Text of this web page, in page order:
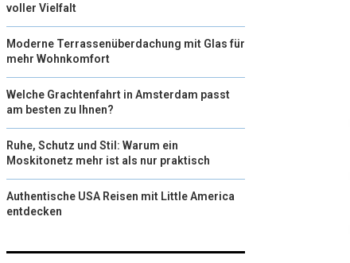
voller Vielfalt
Moderne Terrassenüberdachung mit Glas für
mehr Wohnkomfort
Welche Grachtenfahrt in Amsterdam passt
am besten zu Ihnen?
Ruhe, Schutz und Stil: Warum ein
Moskitonetz mehr ist als nur praktisch
Authentische USA Reisen mit Little America
entdecken